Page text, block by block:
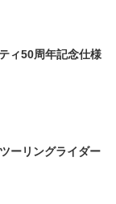
ィ50周年記念仕様
ーリングライダー